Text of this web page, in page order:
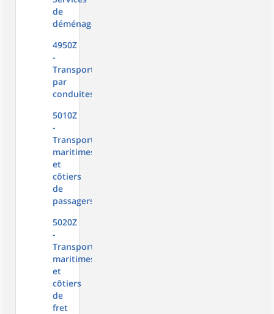
de
déménagement
4950Z
-
Transports
par
conduites
5010Z
-
Transports
maritimes
et
côtiers
de
passagers
5020Z
-
Transports
maritimes
et
côtiers
de
fret